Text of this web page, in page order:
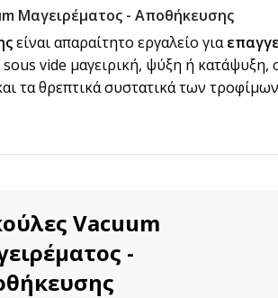
Mαγειρέματος - Αποθήκευσης
είναι απαραίτητο εργαλείο για
vide μαγειρική, ψύξη ή
τα θρεπτικά συστατικά των
Vacuum
-